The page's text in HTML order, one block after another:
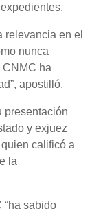
relevancia en el
nunca
CNMC ha
apostilló.
presentación
y exjuez
calificó a
la
“ha sabido